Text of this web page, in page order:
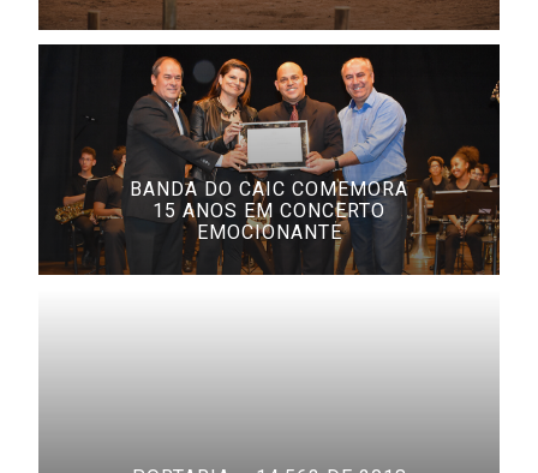
BANDA DO CAIC COMEMORA
15 ANOS EM CONCERTO
EMOCIONANTE